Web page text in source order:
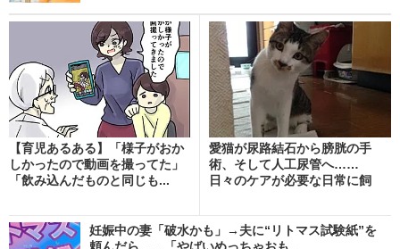
【育児あるある】「様子がおか
しかったので動画を撮ってた」
「飲み込んだものと同じも...
愛猫が尿路結石から膀胱の手
術、そして人工尿管へ……
日々のケアが必要な日常に飼
妊娠中の妻「破水かも」→夫に“リトマス試験紙”を